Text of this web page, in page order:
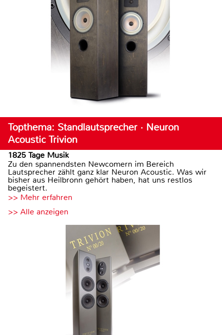
Topthema: Standlautsprecher · Neuron
Acoustic Trivion
1825 Tage Musik
Zu den spannendsten Newcomern im Bereich
Lautsprecher zählt ganz klar Neuron Acoustic. Was wir
bisher aus Heilbronn gehört haben, hat uns restlos
begeistert.
>> Mehr erfahren
>> Alle anzeigen